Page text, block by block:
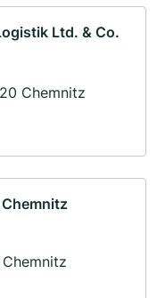
Ltd. & Co.
Chemnitz